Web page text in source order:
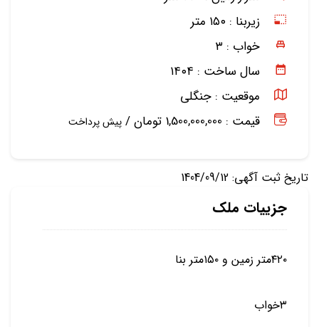
زیربنا : ۱۵۰ متر
خواب : ۳
سال ساخت : ۱۴۰۴
موقعیت : جنگلی
قیمت : 1,500,000,000 تومان /
پیش پرداخت
تاریخ ثبت آگهی: 1404/09/12
جزییات ملک
۴۲۰متر زمین و ۱۵۰متر بنا
۳خواب